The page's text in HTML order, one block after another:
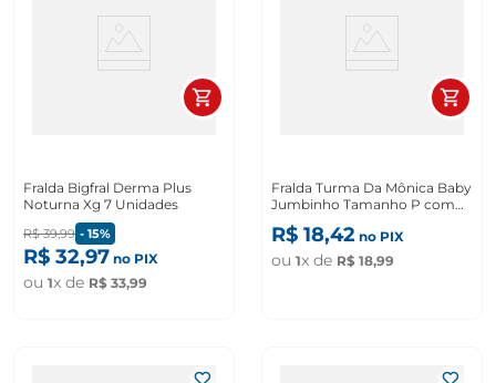
Fralda Bigfral Derma Plus
Noturna Xg 7 Unidades
R$ 39,99 - 15%
R$ 32,97 no PIX
ou 1x de R$ 33,99
Fralda Turma Da Mônica Baby
Jumbinho Tamanho P com
20 Unidades
R$ 18,42 no PIX
ou 1x de R$ 18,99